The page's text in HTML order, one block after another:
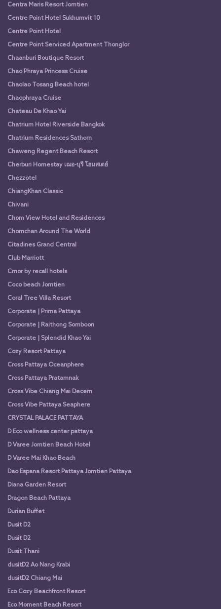
Centra Maris Resort Jomtien
Centre Point Hotel Sukhumvit 10
Centre Point Hotel
Centre Point Serviced Apartment Thonglor
Chaanburi Boutique Resort
Chao Phraya Princess Cruise
Chaolao Tosang Beach hotel
Chaophraya Cruise
Chateau De Khao Yai
Chatrium Hotel Riverside Bangkok
Chatrium Residences Sathorn
Chaweng Regent Beach Resort
Cherburi Homestay เฌอ-บุรี โฮมสเตย์
Chezzotel
ChiangKhan Classic
Chivani
Chom View Hotel and Residences
Chomchan Around The World
Citadines Grand Central
Club Marriott
Cmor by recall hotels
Coco beach Jomtien
Coral Tree Villa Resort
Corporate | Prima Pattaya
Corporate | Raithong Somboon
Corporate | Splendid Khao Yai
Cozy Resort Pattaya
Cross Pattaya Oceanphere
Cross Pattaya Pratamnak
Cross Vibe Chiang Mai Decem
Cross Vibe Pattaya Seaphere
CRYSTAL PALACE PATTAYA
D Eco wellness center pattaya
D Varee Jomtien Beach Hotel
D Varee Mai Khao Beach
Dao Espana Resort Pattaya Jomtien Pattaya
Diana Garden Resort
Dragon Beach Pattaya
Durian Buffet
Dusit D2
Dusit D2
Dusit Thani
dusitD2 Ao Nang Krabi
dusitD2 Chiang Mai
Eco Cozy Beachfront Resort
Eco Moment Beach Resort